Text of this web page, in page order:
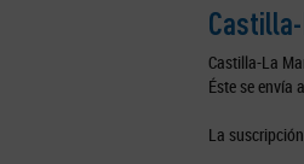
Castilla-La
Éste se envía
La